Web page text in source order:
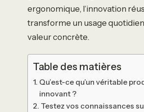
ergonomique, l’innovation
transforme un usage
valeur concrète.
Table des matières
Qu’est-ce qu’un véritable
innovant ?
Testez vos connaissances